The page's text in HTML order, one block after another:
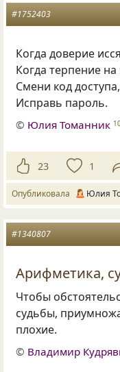
#1752403
Когда доверие
Когда терпение
Смени код доступа,
Исправь пароль.
© Юлия Томанник
23 1
Опубликовала Юлия
#1340807
Арифметика,
Чтобы
судьбы,
плохие.
© Владимир